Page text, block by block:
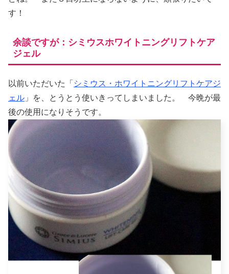
す！
余談ですが：シミウスホワイトニングリフトケア
ジェル
以前いただいた「 シミウス・ホワイトニングリフトケアジ
ェル 」を、とうとう使いきってしまいました。 今晩が最
後の使用になりそうです。